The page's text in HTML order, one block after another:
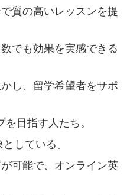
質の高いレッスンを提
でも効果を実感できる
し、留学希望者をサポ
目指す人たち。
している。
可能で、オンライン英